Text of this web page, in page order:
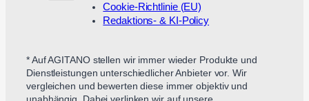
Cookie-Richtlinie (EU)
Redaktions- & KI-Policy
* Auf AGITANO stellen wir immer wieder Produkte und
Dienstleistungen unterschiedlicher Anbieter vor. Wir
vergleichen und bewerten diese immer objektiv und